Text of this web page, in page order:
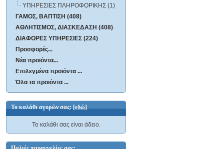
ΥΠΗΡΕΣΙΕΣ ΠΛΗΡΟΦΟΡΙΚΗΣ (1)
ΓΑΜΟΣ, ΒΑΠΤΙΣΗ (408)
ΑΘΛΗΤΙΣΜΟΣ, ΔΙΑΣΚΕΔΑΣΗ (408)
ΔΙΑΦΟΡΕΣ ΥΠΗΡΕΣΙΕΣ (224)
Προσφορές...
Νέα προϊόντα...
Επιλεγμένα προϊόντα ...
Όλα τα προϊόντα ...
Το καλάθι αγορών σας:[εδώ]
Το καλάθι σας είναι άδειο.